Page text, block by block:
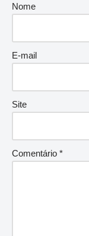
Nome
E-mail
Site
Comentário *